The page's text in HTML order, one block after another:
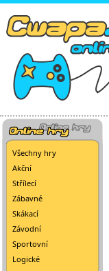
Všechny hry
Akční
Střílecí
Zábavné
Skákací
Závodní
Sportovní
Logické